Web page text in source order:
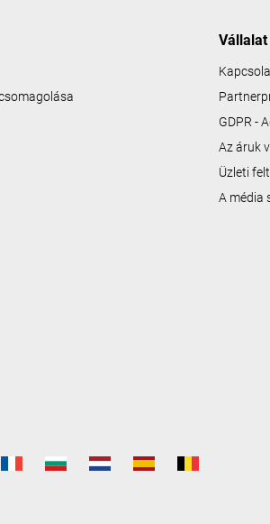
Vállalat
GDPR -
Az áruk
Üzleti
A média